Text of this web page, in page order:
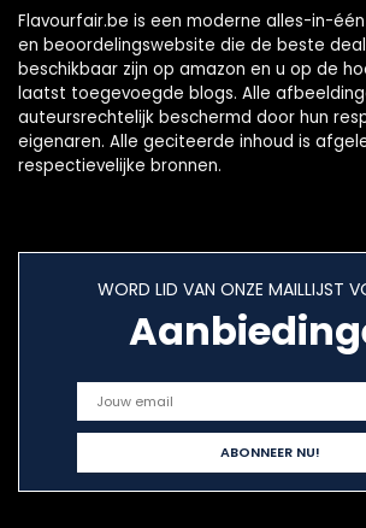
Flavourfair.be is een moderne alles-in-
en beoordelingswebsite die de beste
beschikbaar zijn op amazon en u op de
laatst toegevoegde blogs. Alle
auteursrechtelijk beschermd door hun
eigenaren. Alle geciteerde inhoud is
respectievelijke bronnen.
WORD LID VAN ONZE MAILLIJST